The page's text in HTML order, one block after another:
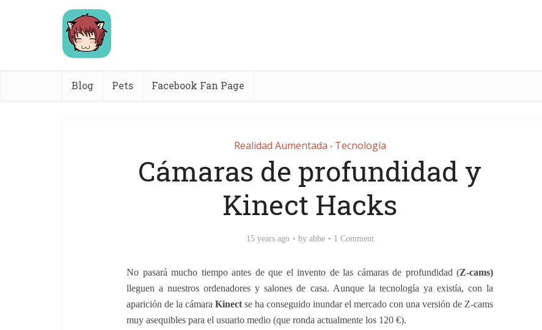
Blog Pets Facebook Fan Page
Realidad Aumentada • Tecnología
Cámaras de profundidad y
Kinect Hacks
15 years ago by abbe 1 Comment
No pasará mucho tiempo antes de que el invento de las cámaras de profundidad (Z-cams)
lleguen a nuestros ordenadores y salones de casa. Aunque la tecnología ya existía, con la
aparición de la cámara Kinect se ha conseguido inundar el mercado con una versión de Z-cams
muy asequibles para el usuario medio (que ronda actualmente los 120 €).